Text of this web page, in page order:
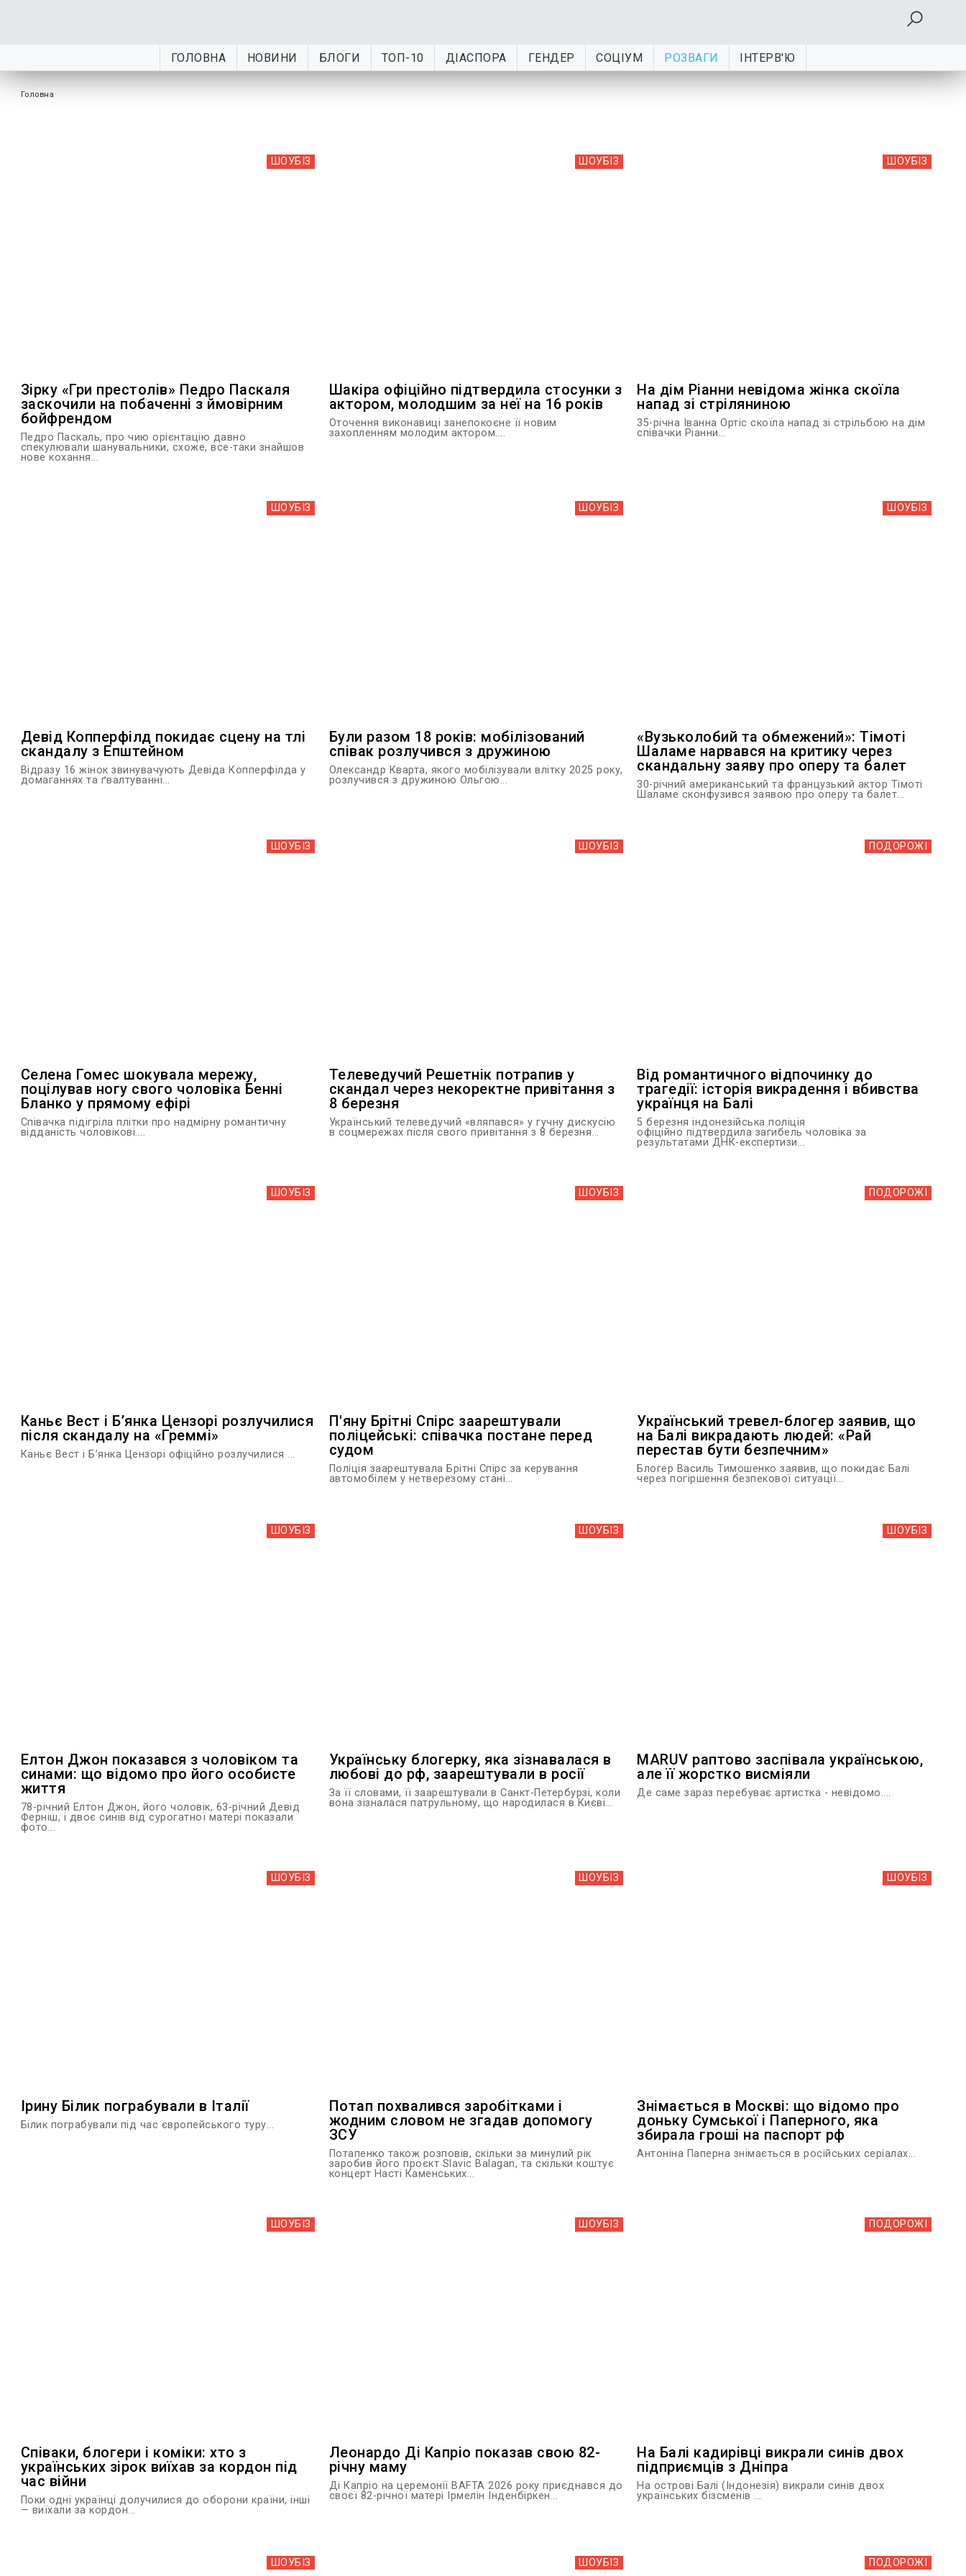
ГОЛОВНА НОВИНИ БЛОГИ ТОП-10 ДІАСПОРА ГЕНДЕР СОЦІУМ РОЗВАГИ ІНТЕРВ'Ю
Головна
ШОУБIЗ
Зірку «Гри престолів» Педро Паскаля
заскочили на побаченні з ймовірним
бойфрендом
Педро Паскаль, про чию орієнтацію давно
спекулювали шанувальники, схоже, все-таки знайшов
нове кохання...
ШОУБIЗ
Шакіра офіційно підтвердила стосунки з
актором, молодшим за неї на 16 років
Оточення виконавиці занепокоєне її новим
захопленням молодим актором....
ШОУБIЗ
На дім Ріанни невідома жінка скоїла
напад зі стріляниною
35-річна Іванна Ортіс скоїла напад зі стрільбою на дім
співачки Ріанни...
ШОУБIЗ
Девід Копперфілд покидає сцену на тлі
скандалу з Епштейном
Відразу 16 жінок звинувачують Девіда Копперфілда у
домаганнях та ґвалтуванні...
ШОУБIЗ
Були разом 18 років: мобілізований
співак розлучився з дружиною
Олександр Кварта, якого мобілізували влітку 2025 року,
розлучився з дружиною Ольгою...
ШОУБIЗ
«Вузьколобий та обмежений»: Тімоті
Шаламе нарвався на критику через
скандальну заяву про оперу та балет
30-річний американський та французький актор Тімоті
Шаламе сконфузився заявою про оперу та балет...
ШОУБIЗ
Селена Гомес шокувала мережу,
поцілував ногу свого чоловіка Бенні
Бланко у прямому ефірі
Співачка підігріла плітки про надмірну романтичну
відданість чоловікові....
ШОУБIЗ
Телеведучий Решетнік потрапив у
скандал через некоректне привітання з
8 березня
Український телеведучий «вляпався» у гучну дискусію
в соцмережах після свого привітання з 8 березня...
ПОДОРОЖІ
Від романтичного відпочинку до
трагедії: історія викрадення і вбивства
українця на Балі
5 березня індонезійська поліція
офіційно підтвердила загибель чоловіка за
результатами ДНК-експертизи...
ШОУБIЗ
Каньє Вест і Б’янка Цензорі розлучилися
після скандалу на «Греммі»
Каньє Вест і Б’янка Цензорі офіційно розлучилися ...
ШОУБIЗ
П'яну Брітні Спірс заарештували
поліцейські: співачка постане перед
судом
Поліція заарештувала Брітні Спірс за керування
автомобілем у нетверезому стані...
ПОДОРОЖІ
Український тревел-блогер заявив, що
на Балі викрадають людей: «Рай
перестав бути безпечним»
Блогер Василь Тимошенко заявив, що покидає Балі
через погіршення безпекової ситуації...
ШОУБIЗ
Елтон Джон показався з чоловіком та
синами: що відомо про його особисте
життя
78-річний Елтон Джон, його чоловік, 63-річний Девід
Ферніш, і двоє синів від сурогатної матері показали
фото...
ШОУБIЗ
Українську блогерку, яка зізнавалася в
любові до рф, заарештували в росії
За її словами, її заарештували в Санкт-Петербурзі, коли
вона зізналася патрульному, що народилася в Києві...
ШОУБIЗ
MARUV раптово заспівала українською,
але її жорстко висміяли
Де саме зараз перебуває артистка - невідомо....
ШОУБIЗ
Ірину Білик пограбували в Італії
Білик пограбували під час європейського туру...
ШОУБIЗ
Потап похвалився заробітками і
жодним словом не згадав допомогу
ЗСУ
Потапенко також розповів, скільки за минулий рік
заробив його проєкт Slavic Balagan, та скільки коштує
концерт Насті Каменських...
ШОУБIЗ
Знімається в Москві: що відомо про
доньку Сумської і Паперного, яка
збирала гроші на паспорт рф
Антоніна Паперна знімається в російських серіалах...
ШОУБIЗ
Співаки, блогери і коміки: хто з
українських зірок виїхав за кордон під
час війни
Поки одні українці долучилися до оборони країни, інші
— виїхали за кордон...
ШОУБIЗ
Леонардо Ді Капріо показав свою 82-
річну маму
Ді Капріо на церемонії BAFTA 2026 року приєднався до
своєї 82-річної матері Ірмелін Інденбіркен...
ПОДОРОЖІ
На Балі кадирівці викрали синів двох
підприємців з Дніпра
На острові Балі (Індонезія) викрали синів двох
українських бізсменів ...
ШОУБIЗ ШОУБIЗ ПОДОРОЖІ